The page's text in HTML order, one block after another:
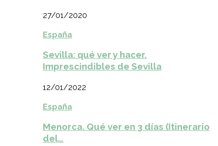
27/01/2020
España
Sevilla: qué ver y hacer.
Imprescindibles de Sevilla
12/01/2022
España
Menorca. Qué ver en 3 días (Itinerario
del…